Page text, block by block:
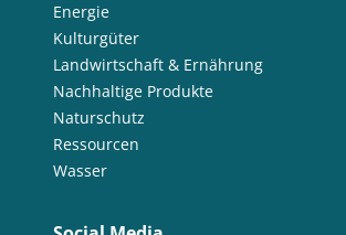
Energie
Kulturgüter
Landwirtschaft & Ernährung
Nachhaltige Produkte
Naturschutz
Ressourcen
Wasser